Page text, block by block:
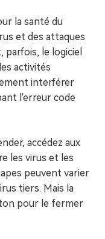
la santé du
et des attaques
parfois, le logiciel
activités
interférer
l'erreur code
accédez aux
les virus et les
peuvent varier
tiers. Mais la
pour le fermer